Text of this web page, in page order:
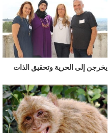
يخرجن إلى الحرية وتحقيق الذات